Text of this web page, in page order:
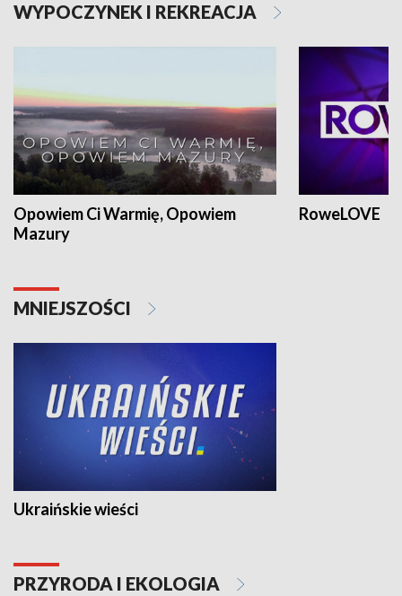
WYPOCZYNEK I REKREACJA
Opowiem Ci Warmię, Opowiem
Mazury
RoweLOVE
MNIEJSZOŚCI
Ukraińskie wieści
PRZYRODA I EKOLOGIA